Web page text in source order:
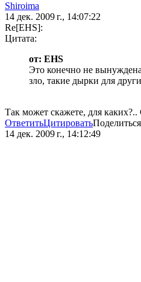
Shiroima
14 дек. 2009 г., 14:07:22
Re[EHS]:
Цитата:
от: EHS
Это конечно не
зло, такие дырки для
Так может скажете, для
ОтветитьЦитироватьПоделиться
14 дек. 2009 г., 14:12:49